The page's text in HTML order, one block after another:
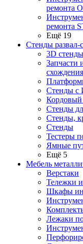
ремонта
ремонта
Ещё 19
Стенды развал-
3D стенды
Запчасти
схождения
Стенды с
Кордовый
Стенды
Стенды,
Стенды
Тестеры
Ямные
Ещё 5
Мебель
Верстаки
Тележки
Шкафы
Лежаки